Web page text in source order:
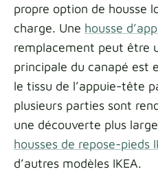
propre option de housse
charge. Une housse
remplacement peut être
principale du canapé est
le tissu de l’appuie-tête
plusieurs parties sont
une découverte plus
housses de repose-pieds
d’autres modèles IKEA.